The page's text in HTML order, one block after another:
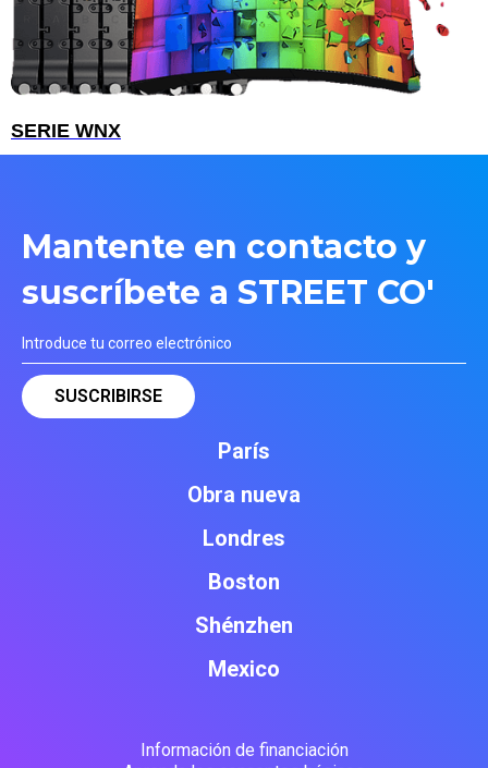
SERIE WNX
Mantente en contacto y
suscríbete a STREET CO'
París
Obra nueva
Londres
Boston
Shénzhen
Mexico
Información de financiación